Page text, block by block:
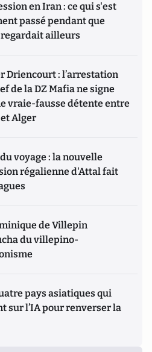
en Iran : ce qui s'est
passé pendant que
ailleurs
Driencourt : l’arrestation
de la DZ Mafia ne signe
vraie-fausse détente entre
Alger
voyage : la nouvelle
régalienne d'Attal fait
de Villepin
du villepino-
pays asiatiques qui
sur l’IA pour renverser la